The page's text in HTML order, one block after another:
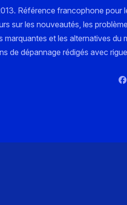
Référence francophone pour
sur les nouveautés, les
et les alternatives du
de dépannage rédigés avec